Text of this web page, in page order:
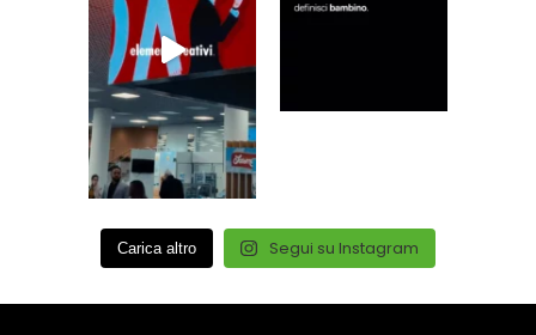
Carica altro Segui su Instagram